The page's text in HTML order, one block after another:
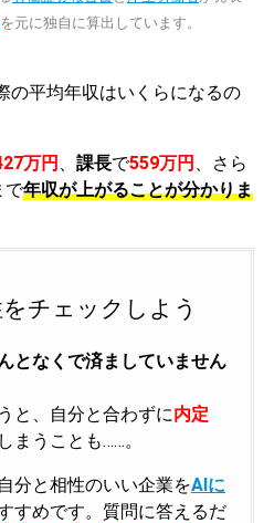
を元に独自に算出しています。
の平均年収はいくらになるの
万円 課長で559万円
、さら
で年収が上がることが分かりま
チェックしよう
となくで済ましていません
と、自分と合わずに内定
まうことも……。
分と相性のいい企業をAIに
すめです。質問に答えるだ